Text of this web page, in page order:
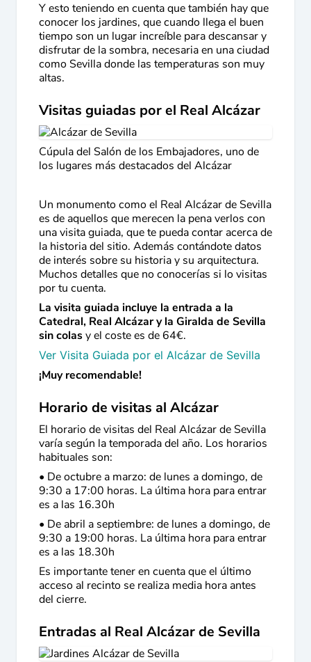
Y esto teniendo en cuenta que también hay que
conocer los jardines, que cuando llega el buen
tiempo son un lugar increíble para descansar y
disfrutar de la sombra, necesaria en una ciudad
como Sevilla donde las temperaturas son muy
altas.
Visitas guiadas por el Real Alcázar
Cúpula del Salón de los Embajadores, uno de
los lugares más destacados del Alcázar
Un monumento como el Real Alcázar de Sevilla
es de aquellos que merecen la pena verlos con
una visita guiada, que te pueda contar acerca de
la historia del sitio. Además contándote datos
de interés sobre su historia y su arquitectura.
Muchos detalles que no conocerías si lo visitas
por tu cuenta.
La visita guiada incluye la entrada a la
Catedral, Real Alcázar y la Giralda de Sevilla
sin colasy el coste es de 64€.
Ver Visita Guiada por el Alcázar de Sevilla
¡Muy recomendable!
Horario de visitas al Alcázar
El horario de visitas del Real Alcázar de Sevilla
varía según la temporada del año. Los horarios
habituales son:
• De octubre a marzo: de lunes a domingo, de
9:30 a 17:00 horas. La última hora para entrar
es a las 16.30h
• De abril a septiembre: de lunes a domingo, de
9:30 a 19:00 horas. La última hora para entrar
es a las 18.30h
Es importante tener en cuenta que el último
acceso al recinto se realiza media hora antes
del cierre.
Entradas al Real Alcázar de Sevilla